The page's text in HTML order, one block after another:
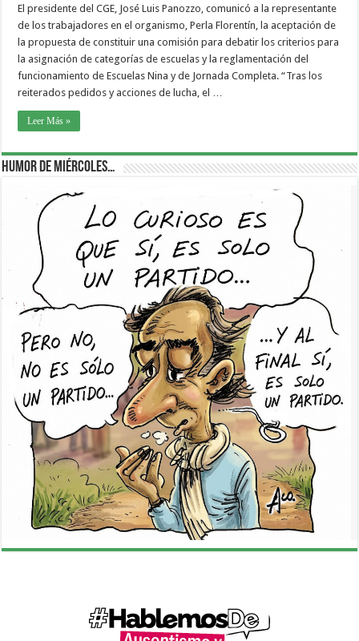
El presidente del CGE, José Luis Panozzo, comunicó a la representante
de los trabajadores en el organismo, Perla Florentín, la aceptación de
la propuesta de constituir una comisión para debatir los criterios para
la asignación de categorías de escuelas y la reglamentación del
funcionamiento de Escuelas Nina y de Jornada Completa. “Tras los
reiterados pedidos y acciones de lucha, el …
Leer Más »
Humor de Miércoles…